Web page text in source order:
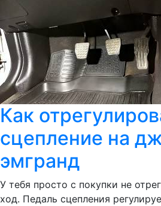
Как
сцепление на
эмгранд
У тебя просто с покупки не
ход. Педаль сцепления